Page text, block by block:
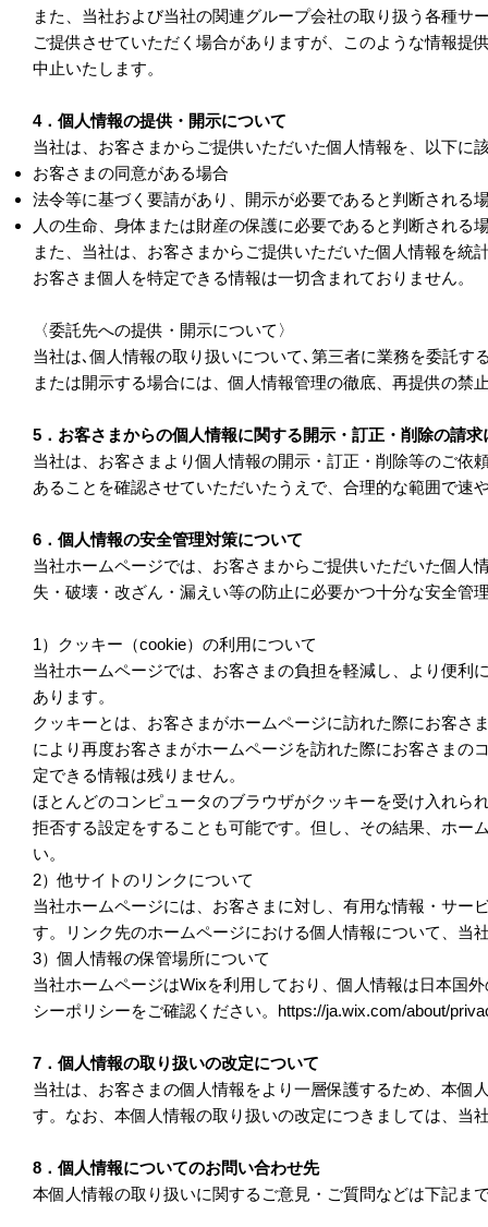
また、当社および当社の関連グループ会社の取り扱う各種
ご提供させていただく場合がありますが、このような情報
中止いたします。
4．個人情報の提供・開示について
当社は、お客さまからご提供いただいた個人情報を、以下
お客さまの同意がある場合
法令等に基づく要請があり、開示が必要であると判断される
人の生命、身体または財産の保護に必要であると判断される
また、当社は、お客さまからご提供いただいた個人情報を
お客さま個人を特定できる情報は一切含まれておりません。
〈委託先への提供・開示について〉
当社は､個人情報の取り扱いについて､第三者に業務を委託
または開示する場合には、個人情報管理の徹底、再提供の
5．お客さまからの個人情報に関する開示・訂正・削除の請求
当社は、お客さまより個人情報の開示・訂正・削除等のご
あることを確認させていただいたうえで、合理的な範囲で速
6．個人情報の安全管理対策について
当社ホームページでは、お客さまからご提供いただいた個
失・破壊・改ざん・漏えい等の防止に必要かつ十分な安全管
1）クッキー（cookie）の利用について
当社ホームページでは、お客さまの負担を軽減し、より便
あります。
クッキーとは、お客さまがホームページに訪れた際にお客
により再度お客さまがホームページを訪れた際にお客さま
定できる情報は残りません。
ほとんどのコンピュータのブラウザがクッキーを受け入れら
拒否する設定をすることも可能です。但し、その結果、ホー
い。
2）他サイトのリンクについて
当社ホームページには、お客さまに対し、有用な情報・サ
す。リンク先のホームページにおける個人情報について、当
3）個人情報の保管場所について
当社ホームページはWixを利用しており、個人情報は日本国
シーポリシーをご確認ください。https://ja.wix.com/about/
7．個人情報の取り扱いの改定について
当社は、お客さまの個人情報をより一層保護するため、本
す。なお、本個人情報の取り扱いの改定につきましては、当
8．個人情報についてのお問い合わせ先
本個人情報の取り扱いに関するご意見・ご質問などは下記ま